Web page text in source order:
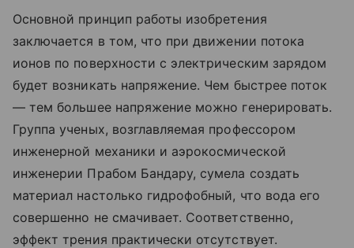
Основной принцип работы изобретения
заключается в том, что при движении потока
ионов по поверхности с электрическим зарядом
будет возникать напряжение. Чем быстрее поток
— тем большее напряжение можно генерировать.
Группа ученых, возглавляемая профессором
инженерной механики и аэрокосмической
инженерии Прабом Бандару, сумела создать
материал настолько гидрофобный, что вода его
совершенно не смачивает. Соответственно,
эффект трения практически отсутствует.